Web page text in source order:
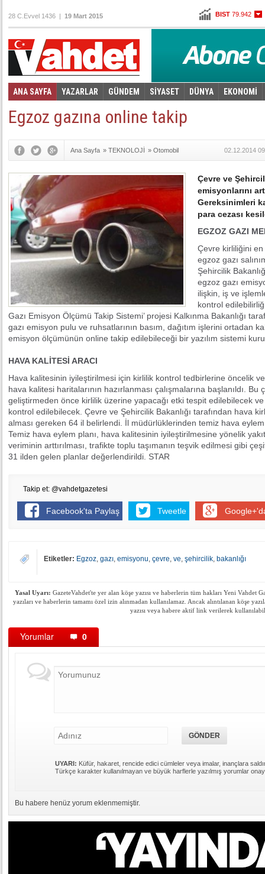
BIST 79.942
Altın96,930
Euro 2,7888
28 C.Evvel 1436 | 19 Mart 2015
ANA SAYFA YAZARLAR GÜNDEM SİYASET DÜNYA EKONOMİ
Foto Galeri
Egzoz gazına online takip
Ana Sayfa » TEKNOLOJİ » Otomobil 02.12.2014
Çevre ve
emisyonlarını
Gereksinimleri
para cezası
EGZOZ GAZI
Çevre kirliliğini en
egzoz gazı
Şehircilik
egzoz gazı
ilişkin, iş ve
kontrol
Gazı Emisyon Ölçümü Takip Sistemi’ projesi Kalkınma Bakanlığı
gazı emisyon pulu ve ruhsatlarının basım, dağıtım işlerini ortadan
emisyon ölçümünün online takip edilebileceği bir yazılım sistemi
HAVA KALİTESİ ARACI
Hava kalitesinin iyileştirilmesi için kirlilik kontrol tedbirlerine öncelik
hava kalitesi haritalarının hazırlanması çalışmalarına başlanıldı.
geliştirmeden önce kirlilik üzerine yapacağı etki tespit edilebilecek
kontrol edilebilecek. Çevre ve Şehircilik Bakanlığı tarafından hava
alması gereken 64 il belirlendi. İl müdürlüklerinden temiz hava
Temiz hava eylem planı, hava kalitesinin iyileştirilmesine yönelik
veriminin arttırılması, trafikte toplu taşımanın teşvik edilmesi gibi
31 ilden gelen planlar değerlendirildi. STAR
Takip et: @vahdetgazetesi
Facebook'ta Paylaş Tweetle
Etiketler: Egzoz, gazı, emisyonu, çevre, ve, şehircilik, bakanlığı
Yasal Uyarı: GazeteVahdet'te yer alan köşe yazısı ve haberlerin tüm hakları Yeni Vahdet
yazıları ve haberlerin tamamı özel izin alınmadan kullanılamaz. Ancak alıntılanan köşe
yazısı veya habere aktif link verilerek
Yorumlar 0
UYARI: Küfür, hakaret, rencide edici cümleler veya imalar, inançlara
Türkçe karakter kullanılmayan ve büyük harflerle yazılmış yorumlar
Bu habere henüz yorum eklenmemiştir.